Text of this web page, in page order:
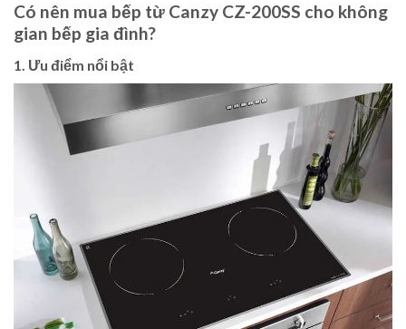
Có nên mua bếp từ Canzy CZ-200SS cho không
gian bếp gia đình?
1. Ưu điểm nổi bật